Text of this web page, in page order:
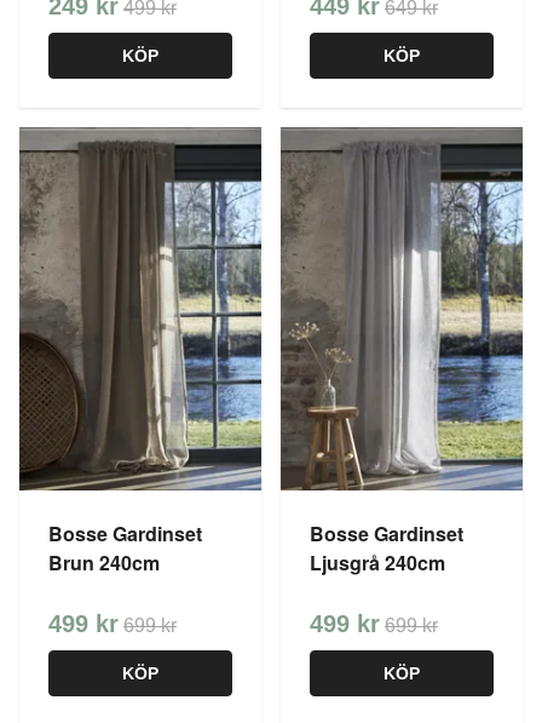
249 kr 499 kr
KÖP
449 kr 649 kr
KÖP
Bosse Gardinset
Brun 240cm
499 kr 699 kr
KÖP
Bosse Gardinset
Ljusgrå 240cm
499 kr 699 kr
KÖP